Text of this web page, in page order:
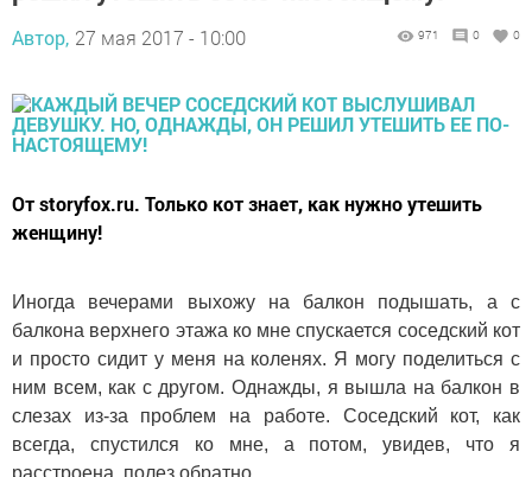
Автор, 27 мая 2017 - 10:00 971 0 0
От storyfox.ru. Только кот знает, как нужно утешить
женщину!
Иногда вечерами выхожу на балкон подышать, а с
балкона верхнего этажа ко мне спускается соседский кот
и просто сидит у меня на коленях. Я могу поделиться с
ним всем, как с другом. Однажды, я вышла на балкон в
слезах из-за проблем на работе. Соседский кот, как
всегда, спустился ко мне, а потом, увидев, что я
расстроена, полез обратно.